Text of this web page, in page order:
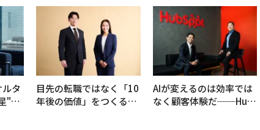
タ
"。
目先の転職ではなく「10
年後の価値」をつくる─
AIが変えるのは効率では
なく顧客体験だ──Hub